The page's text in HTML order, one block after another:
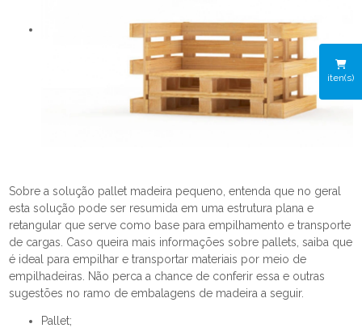
iten(s)
Sobre a solução pallet madeira pequeno, entenda que no geral
esta solução pode ser resumida em uma estrutura plana e
retangular que serve como base para empilhamento e transporte
de cargas. Caso queira mais informações sobre pallets, saiba que
é ideal para empilhar e transportar materiais por meio de
empilhadeiras. Não perca a chance de conferir essa e outras
sugestões no ramo de embalagens de madeira a seguir.
pallet;